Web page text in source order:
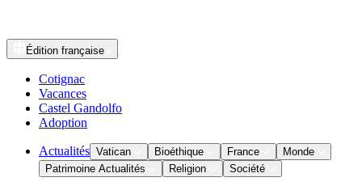
Édition française
Cotignac
Vacances
Castel Gandolfo
Adoption
Actualités Vatican Bioéthique France
Monde
Patrimoine Actualités
Religion Société